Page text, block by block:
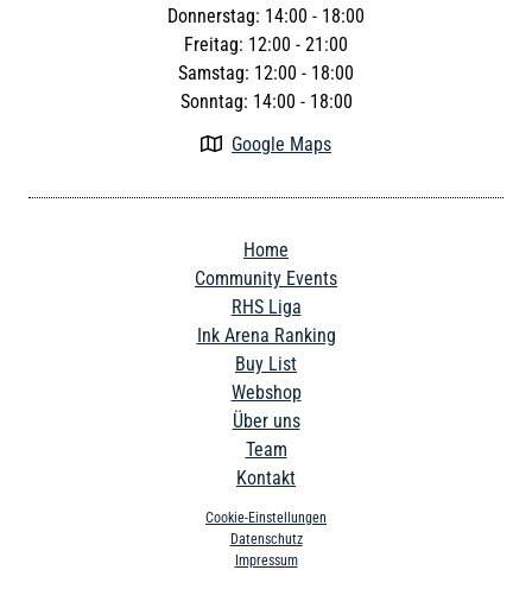
Donnerstag: 14:00 - 18:00
Freitag: 12:00 - 21:00
Samstag: 12:00 - 18:00
Sonntag: 14:00 - 18:00
 Google Maps
Home
Community Events
RHS Liga
Ink Arena Ranking
Buy List
Webshop
Über uns
Team
Kontakt
Cookie-Einstellungen
Datenschutz
Impressum